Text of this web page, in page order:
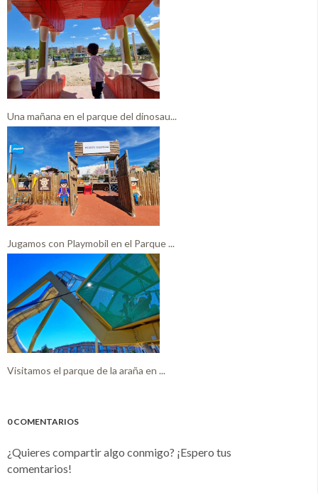
Una mañana en el parque del dinosau...
Jugamos con Playmobil en el Parque ...
Visitamos el parque de la araña en ...
0 COMENTARIOS
¿Quieres compartir algo conmigo? ¡Espero tus
comentarios!